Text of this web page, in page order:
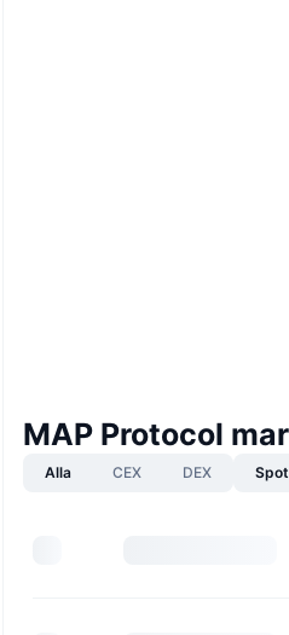
MAP Protocol
Alla CEX DEX Spot